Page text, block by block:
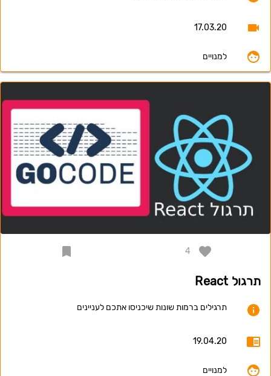
17.03.20
למנויים
4
תרגול React
תרגילים ברמות שונות שיכניסו אתכם לעניינים
19.04.20
למנויים